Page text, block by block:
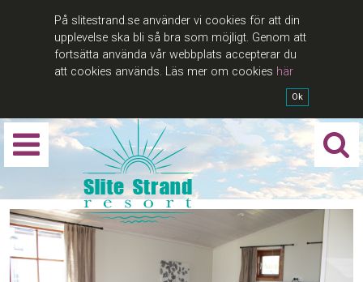
På slitestrand.se använder vi cookies för att din
upplevelse ska bli så bra som möjligt. Genom att
fortsätta använda vår webbplats accepterar du
att cookies används. Läs mer om cookies här
Ok